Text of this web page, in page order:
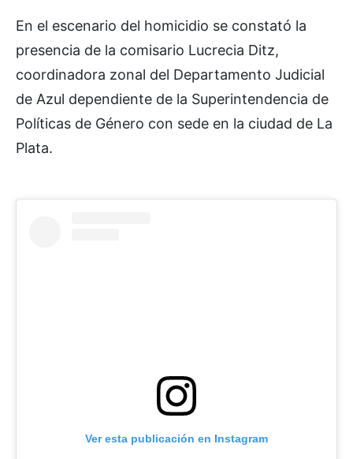
En el escenario del homicidio se constató la
presencia de la comisario Lucrecia Ditz,
coordinadora zonal del Departamento Judicial
de Azul dependiente de la Superintendencia de
Políticas de Género con sede en la ciudad de La
Plata.
Ver esta publicación en Instagram